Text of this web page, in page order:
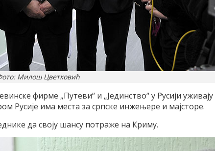
Милош Цветковић
фирме „Путеви“ и „Јединство“ у Русији уживају
Русије има места за српске инжењере и мајсторе.
да своју шансу потраже на Криму.